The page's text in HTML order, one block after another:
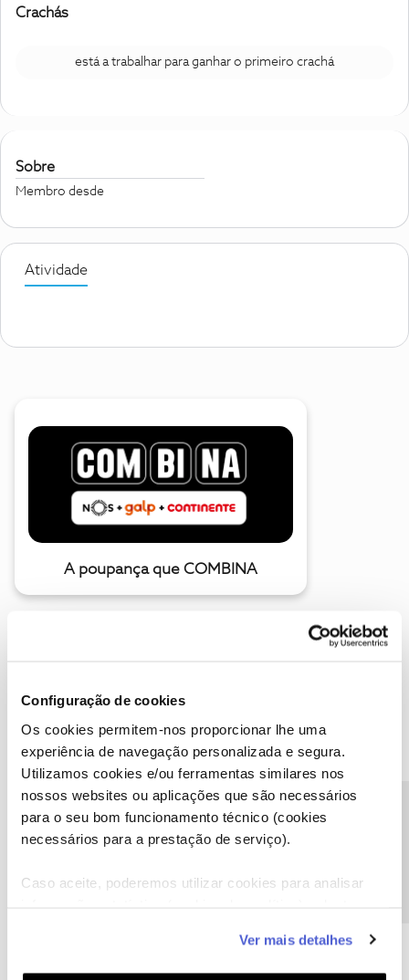
Configuração de cookies
Os cookies permitem-nos proporcionar lhe uma
experiência de navegação personalizada e segura.
Utilizamos cookies e/ou ferramentas similares nos
nossos websites ou aplicações que são necessários
para o seu bom funcionamento técnico (cookies
necessários para a prestação de serviço).
Caso aceite, poderemos utilizar cookies para analisar
funcionalidades (cookies de personalização e
funcionalidade) e adaptar anúncios aos seus interesses
Ver mais detalhes
Crachás
está a trabalhar para ganhar o primeiro crachá
Sobre
Membro desde
Atividade
A poupança que COMBINA
Descubra as novidades de julho